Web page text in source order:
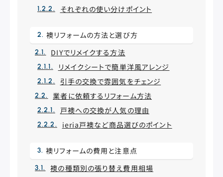
それぞれの使い分けポイント
襖リフォームの方法と選び方
DIYでリメイクする方法
リメイクシートで簡単洋風アレンジ
引手の交換で雰囲気をチェンジ
業者に依頼するリフォーム方法
戸襖への交換が人気の理由
ieria戸襖など商品選びのポイント
襖リフォームの費用と注意点
襖の種類別の張り替え費用相場